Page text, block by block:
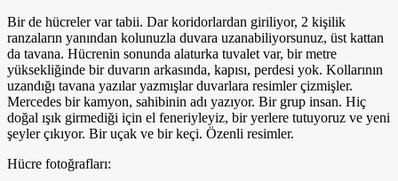
Bir de hücreler var tabii. Dar koridorlardan giriliyor, 2 kişilik
ranzaların yanından kolunuzla duvara uzanabiliyorsunuz, üst kattan
da tavana. Hücrenin sonunda alaturka tuvalet var, bir metre
yüksekliğinde bir duvarın arkasında, kapısı, perdesi yok. Kollarının
uzandığı tavana yazılar yazmışlar duvarlara resimler çizmişler.
Mercedes bir kamyon, sahibinin adı yazıyor. Bir grup insan. Hiç
doğal ışık girmediği için el feneriyleyiz, bir yerlere tutuyoruz ve yeni
şeyler çıkıyor. Bir uçak ve bir keçi. Özenli resimler.
Hücre fotoğrafları: